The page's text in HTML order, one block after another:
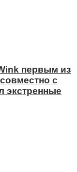
первым из
с
экстренные